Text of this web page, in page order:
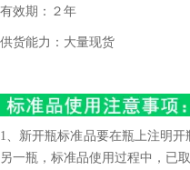
有效期：２年
供货能力：大量现货
1、新开瓶标准品要在瓶上注明
另一瓶，标准品使用过程中，已